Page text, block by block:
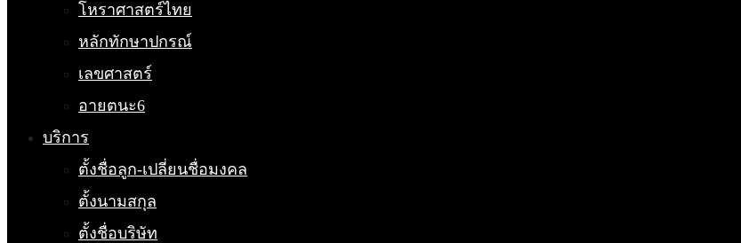
โหราศาสตร์ไทย
หลักทักษาปกรณ์
เลขศาสตร์
อายตนะ6
บริการ
ตั้งชื่อลูก-เปลี่ยนชื่อมงคล
ตั้งนามสกุล
ตั้งชื่อบริษัท